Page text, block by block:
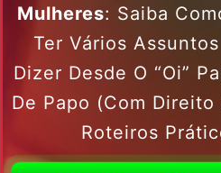
Mulheres: Saiba
Ter Vários
Dizer Desde O “oi”
De Papo (com Direito
Roteiros